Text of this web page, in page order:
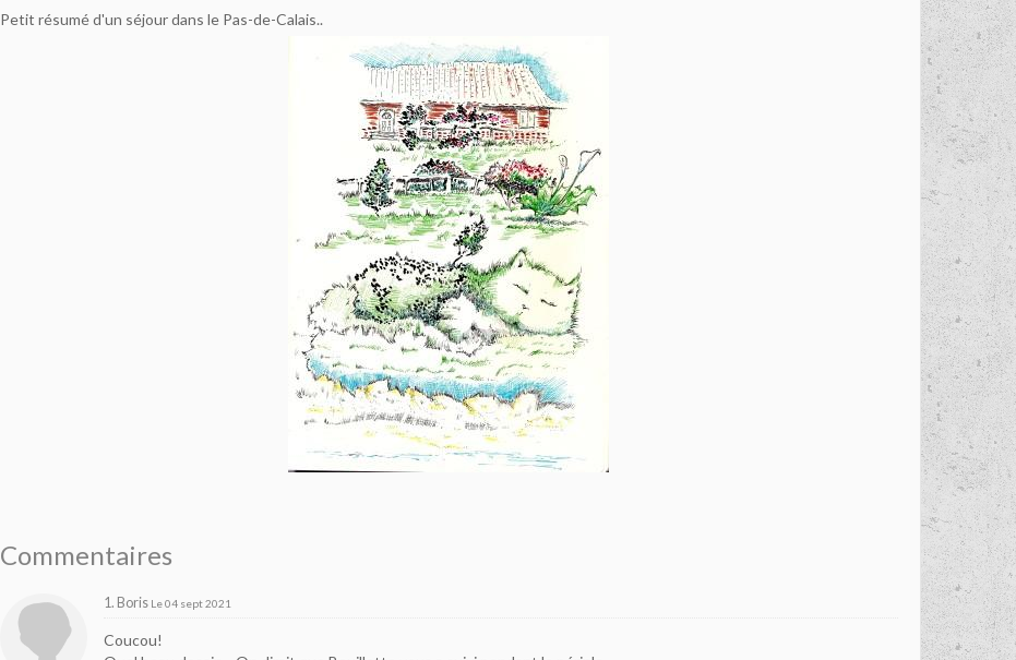
Petit résumé d'un séjour dans le Pas-de-Calais..
Commentaires
1. Boris Le 04 sept 2021
Coucou!